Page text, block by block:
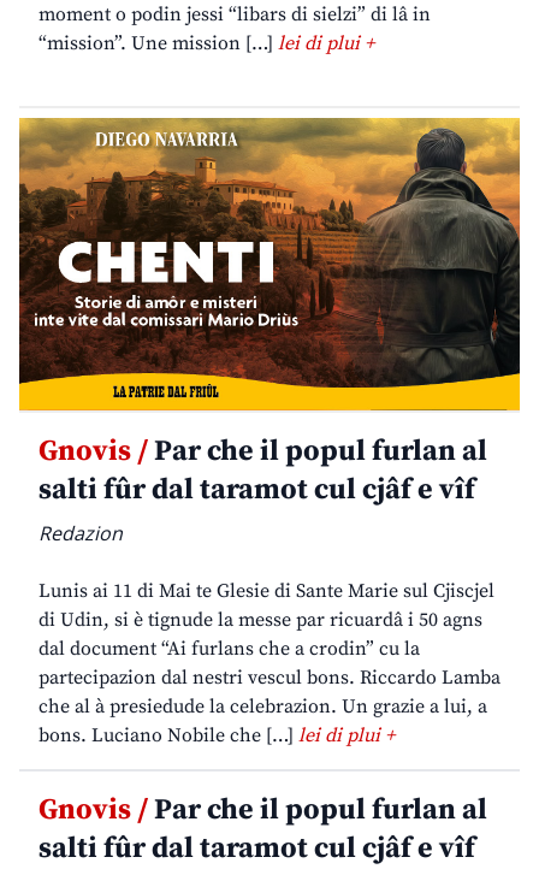
moment o podin jessi “libars di sielzi” di lâ in
“mission”. Une mission […] lei di plui +
Gnovis /Par che il popul furlan al
salti fûr dal taramot cul cjâf e vîf
Redazion
Lunis ai 11 di Mai te Glesie di Sante Marie sul Cjiscjel
di Udin, si è tignude la messe par ricuardâ i 50 agns
dal document “Ai furlans che a crodin” cu la
partecipazion dal nestri vescul bons. Riccardo Lamba
che al à presiedude la celebrazion. Un grazie a lui, a
bons. Luciano Nobile che […] lei di plui +
Gnovis /Par che il popul furlan al
salti fûr dal taramot cul cjâf e vîf